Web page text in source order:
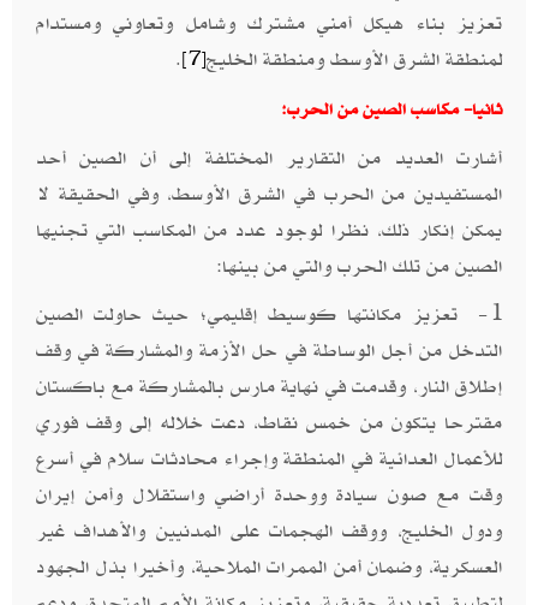
تعزيز بناء هيكل أمني مشترك وشامل وتعاوني ومستدام
لمنطقة الشرق الأوسط ومنطقة الخليج[7]
.
ثانيا- مكاسب الصين من الحرب:
أشارت العديد من التقارير المختلفة إلى أن الصين أحد
المستفيدين من الحرب في الشرق الأوسط، وفي الحقيقة لا
يمكن إنكار ذلك، نظرا لوجود عدد من المكاسب التي تجنيها
الصين من تلك الحرب والتي من بينها:
1- تعزيز مكانتها كوسيط إقليمي؛ حيث حاولت الصين
التدخل من أجل الوساطة في حل الأزمة والمشاركة في وقف
إطلاق النار، وقدمت في نهاية مارس بالمشاركة مع باكستان
مقترحا يتكون من خمس نقاط، دعت خلاله إلى وقف فوري
للأعمال العدائية في المنطقة وإجراء محادثات سلام في أسرع
وقت مع صون سيادة ووحدة أراضي واستقلال وأمن إيران
ودول الخليج، ووقف الهجمات على المدنيين والأهداف غير
العسكرية، وضمان أمن الممرات الملاحية، وأخيرا بذل الجهود